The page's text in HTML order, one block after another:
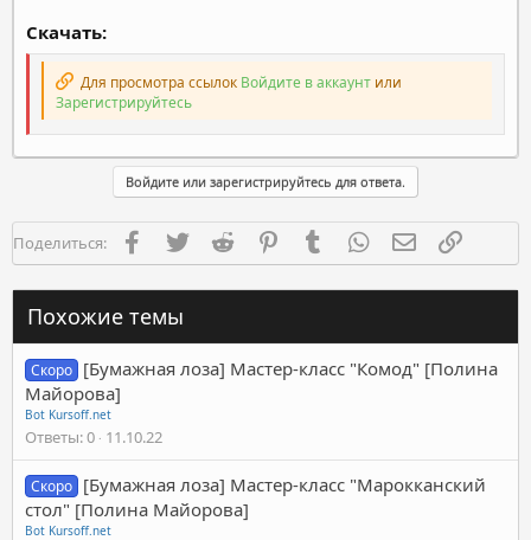
Скачать:
Для просмотра ссылок Войдите в аккаунт или
Зарегистрируйтесь
Войдите или зарегистрируйтесь для ответа.
Поделиться: FacebookTwitter Reddit PinterestTumblr WhatsAppЭлектронная
Похожие темы
Скоро [Бумажная лоза] Мастер-класс "Комод" [Полина
Майорова]
Bot Kursoff.net
Ответы 0 11.10.22
Скоро [Бумажная лоза] Мастер-класс "Марокканский
стол" [Полина Майорова]
Bot Kursoff.net